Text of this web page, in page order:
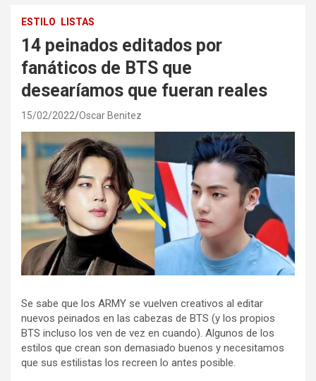
ESTILO LISTAS
14 peinados editados por
fanáticos de BTS que
desearíamos que fueran reales
15/02/2022 Oscar Benitez
Se sabe que los ARMY se vuelven creativos al editar
nuevos peinados en las cabezas de BTS (y los propios
BTS incluso los ven de vez en cuando). Algunos de los
estilos que crean son demasiado buenos y necesitamos
que sus estilistas los recreen lo antes posible.